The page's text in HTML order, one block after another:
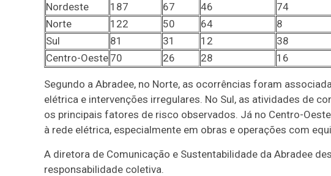
Nordeste
187 67 46
74
Norte
122 50 64
8
Sul
81 31 12
38
Centro-Oeste 70 26 28 16
Segundo a Abradee, no Norte, as ocorrências foram
elétrica e intervenções irregulares. No Sul, as atividades de
os principais fatores de risco observados. Já no Centro-
à rede elétrica, especialmente em obras e operações com
A diretora de Comunicação e Sustentabilidade da Abradee
responsabilidade coletiva.